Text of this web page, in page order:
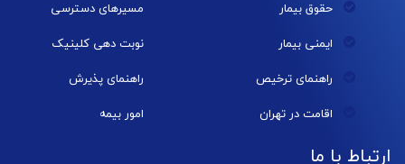
مسیرهای دسترسی
نوبت دهی کلینیک
راهنمای پذیرش
امور بیمه
حقوق بیمار
ایمنی بیمار
راهنمای ترخیص
اقامت در تهران
ارتباط با ما